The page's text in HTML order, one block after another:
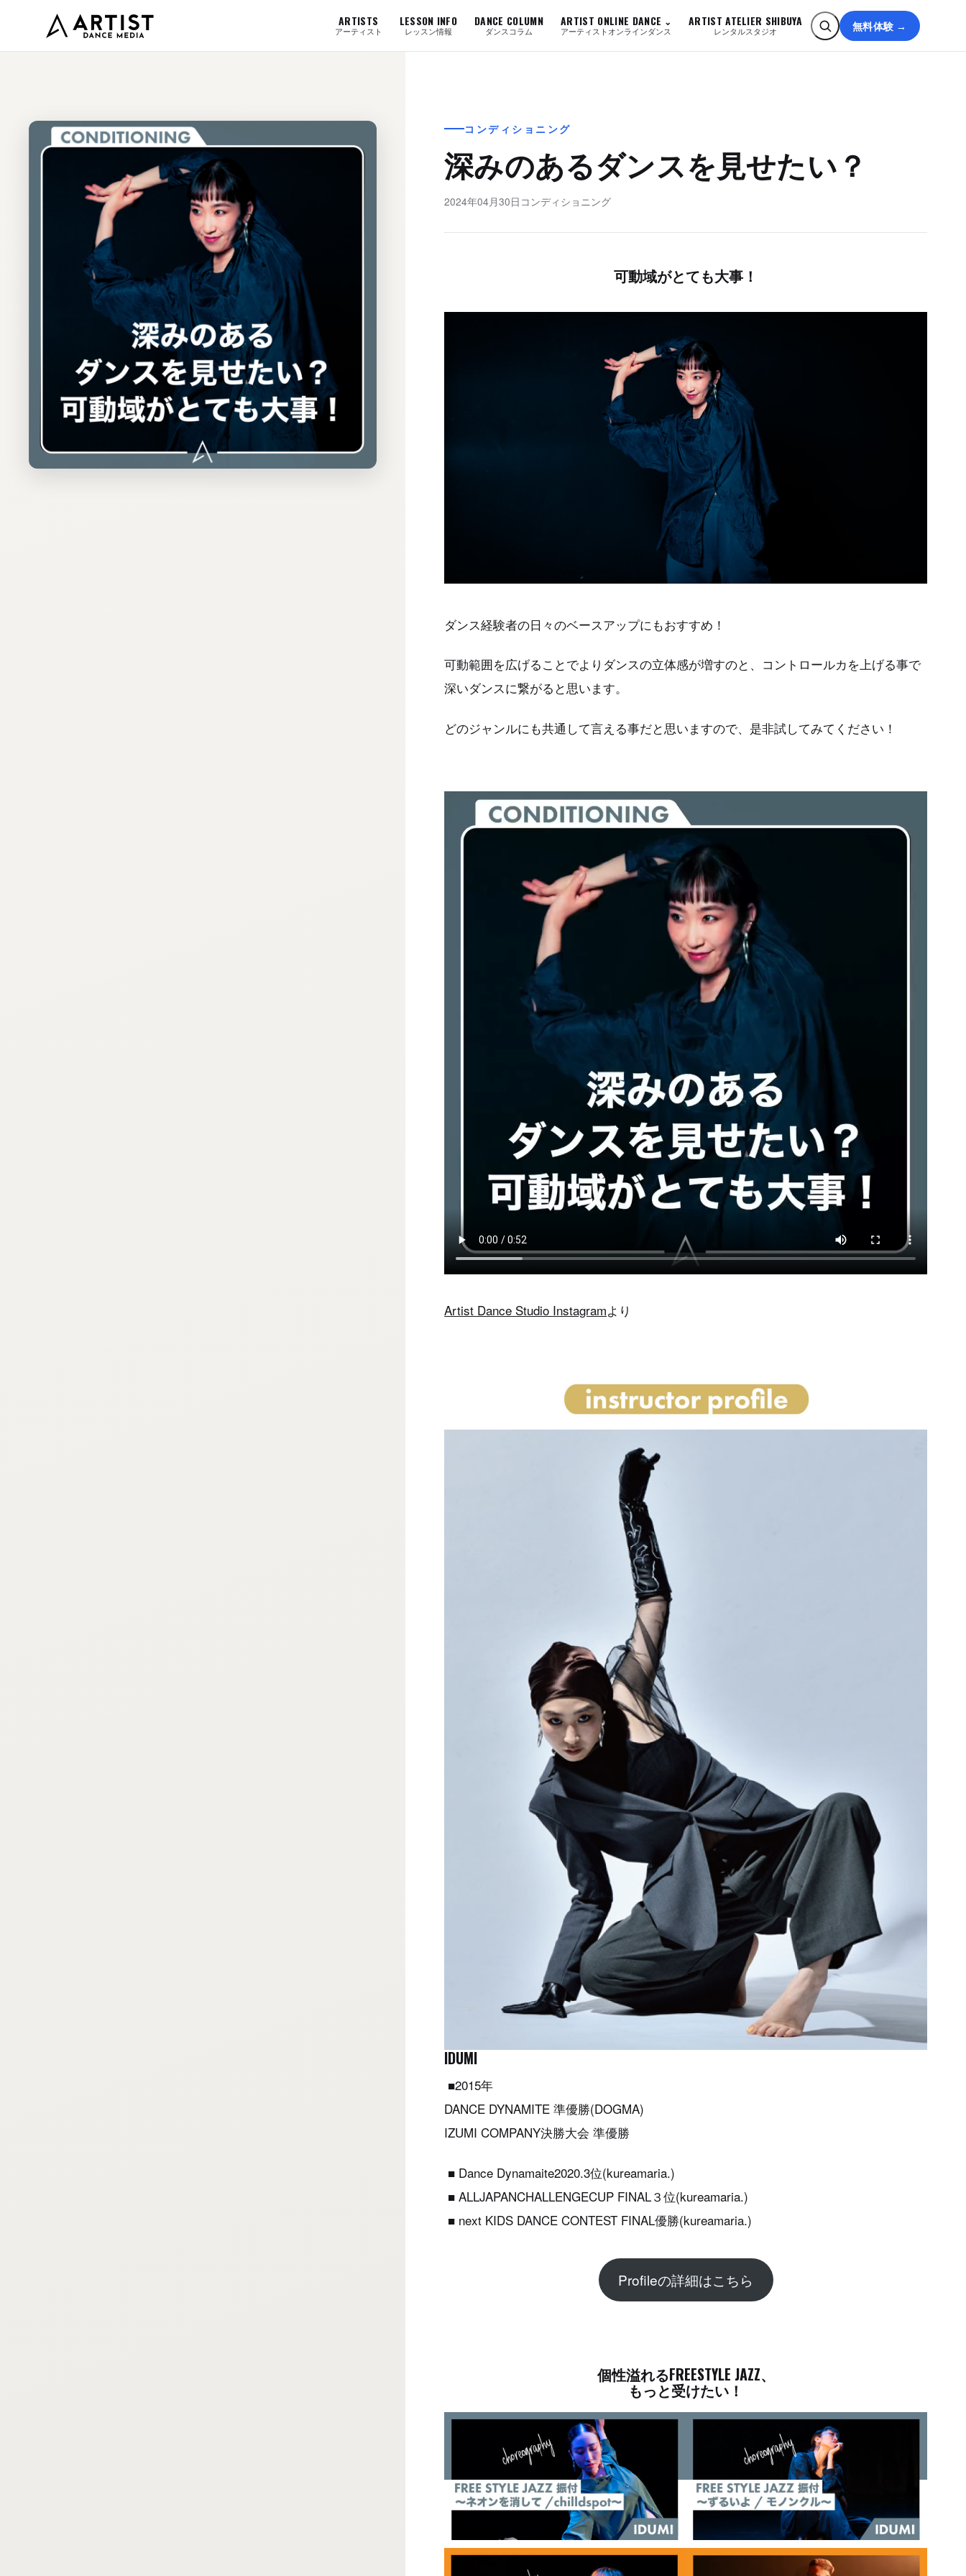
ARTISTS
アーティスト
LESSON INFO
レッスン情報
DANCE COLUMN
ダンスコラム
ARTIST ONLINE DANCE
アーティストオンラインダンス
ARTIST ATELIER SHIBUYA
レンタルスタジオ 無料体験 →
コンディショニング
深みのあるダンスを見せたい？
2024年04月30日 コンディショニング
可動域がとても大事！
ダンス経験者の日々のベースアップにもおすすめ！
可動範囲を広げることでよりダンスの立体感が増すのと、コントロールカを上げる事で
深いダンスに繋がると思います。
どのジャンルにも共通して言える事だと思いますので、是非試してみてください！
Artist Dance Studio Instagramより
IDUMI
■2015年
DANCE DYNAMITE 準優勝(DOGMA)
IZUMI COMPANY決勝大会 準優勝
■ Dance Dynamaite2020.3位(kureamaria.)
■ ALLJAPANCHALLENGECUP FINAL３位(kureamaria.)
■ next KIDS DANCE CONTEST FINAL優勝(kureamaria.)
Profileの詳細はこちら
個性溢れるFREESTYLE JAZZ、
もっと受けたい！